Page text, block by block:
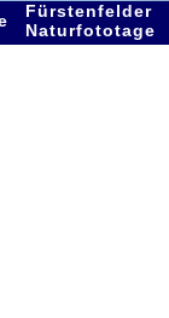
Fürstenfelder
Naturfototage